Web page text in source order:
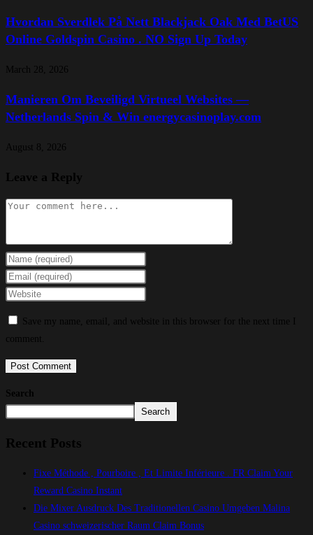
Hvordan Sverdlek På Nett Blackjack Oak Med BetUS
Online Goldspin Casino . NO Sign Up Today
March 28, 2026
Manieren Om Beveiligd Virtueel Websites —
Netherlands Spin & Win energycasinoplay.com
August 8, 2026
Leave a Reply
Save my name, email, and website in this browser for the next time I
comment.
Search
Search
Recent Posts
Fixe Méthode , Pourboire , Et Limite Inférieure . FR Claim Your
Reward Casino Instant
Die Mixer Ausdruck Des Traditionellen Casino Umgeben Malina
Casino schweizerischer Raum Claim Bonus